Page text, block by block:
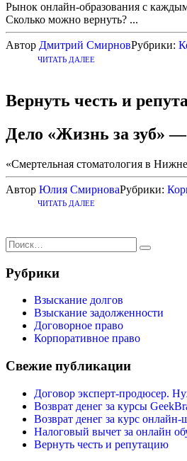
Рынок онлайн-образования с
Сколько можно вернуть? ...
Автор Дмитрий СмирновРубрики:
ЧИТАТЬ ДАЛЕЕ
Вернуть честь и
Дело «Жизнь за зуб»
«Смертельная стоматология в
Автор Юлия СмирноваРубрики:
ЧИТАТЬ ДАЛЕЕ
Рубрики
Взыскание долгов
Взыскание задолженности
Договорное право
Корпоративное право
Свежие публикации
Договор эксперт-продюсер.
Возврат денег за курсы
Возврат денег за курс
Налоговый вычет за онлайн
Вернуть честь и репутацию